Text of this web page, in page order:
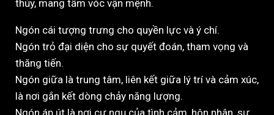
thủy, mang tầm vóc vận mệnh.
Ngón cái tượng trưng cho quyền lực và ý chí.
Ngón trỏ đại diện cho sự quyết đoán, tham vọng và
thăng tiến.
Ngón giữa là trung tâm, liên kết giữa lý trí và cảm xúc,
là nơi gắn kết dòng chảy năng lượng.